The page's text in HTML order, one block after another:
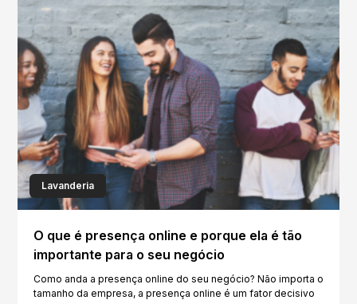
Lavanderia
O que é presença online e porque ela é tão
importante para o seu negócio
Como anda a presença online do seu negócio? Não importa o
tamanho da empresa, a presença online é um fator decisivo